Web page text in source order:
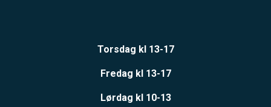
Torsdag kl 13-17
Fredag kl 13-17
Lørdag kl 10-13